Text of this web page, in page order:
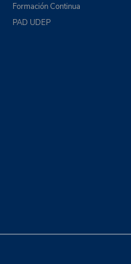
Formación Continua
PAD UDEP